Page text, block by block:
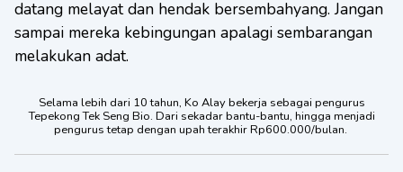
datang melayat dan hendak bersembahyang. Jangan
sampai mereka kebingungan apalagi sembarangan
melakukan adat.
Selama lebih dari 10 tahun, Ko Alay bekerja sebagai pengurus
Tepekong Tek Seng Bio. Dari sekadar bantu-bantu, hingga menjadi
pengurus tetap dengan upah terakhir Rp600.000/bulan.